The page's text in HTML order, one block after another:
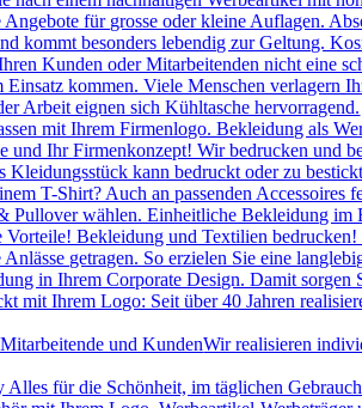
für grosse oder kleine Auflagen.
kommt besonders lebendig zur Geltung.
Kunden oder Mitarbeitenden nicht eine
kommen. Viele Menschen verlagern
Arbeit eignen sich Kühltasche hervorragend.
mit Ihrem Firmenlogo. Bekleidung als
und Ihr Firmenkonzept! Wir bedrucken und
Kleidungsstück kann bedruckt oder zu
T-Shirt? Auch an passenden
Pullover wählen. Einheitliche Bekleidung
Bekleidung und Textilien
getragen. So erzielen Sie eine
in Ihrem Corporate Design. Damit
mit Ihrem Logo: Seit über 40 Jahren
und KundenWir realisieren
Alles für die Schönheit, im täglichen